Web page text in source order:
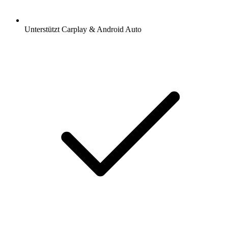
Unterstützt Carplay & Android Auto